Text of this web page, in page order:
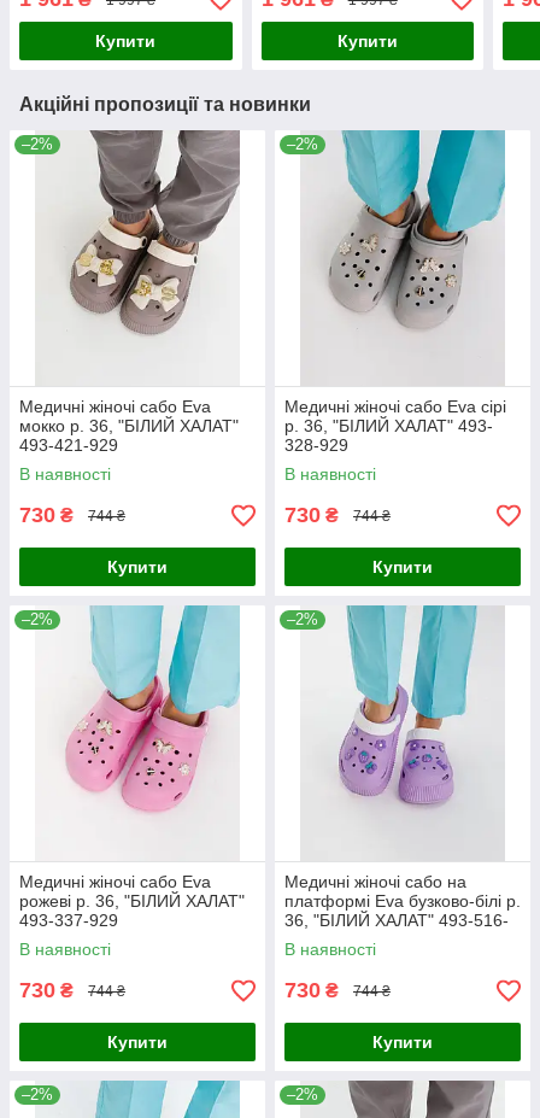
Купити Купити
Акційні пропозиції та новинки
–2%
Медичні жіночі сабо Eva
мокко р. 36, "БІЛИЙ ХАЛАТ"
493-421-929
В наявності
730 ₴ 744 ₴
Купити
–2%
Медичні жіночі сабо Eva сірі
р. 36, "БІЛИЙ ХАЛАТ" 493-
328-929
В наявності
730 ₴ 744 ₴
Купити
–2%
Медичні жіночі сабо Eva
рожеві р. 36, "БІЛИЙ ХАЛАТ"
493-337-929
В наявності
730 ₴ 744 ₴
Купити
–2%
Медичні жіночі сабо на
платформі Eva бузково-білі р.
36, "БІЛИЙ ХАЛАТ" 493-516-
929
В наявності
730 ₴ 744 ₴
Купити
–2% –2%